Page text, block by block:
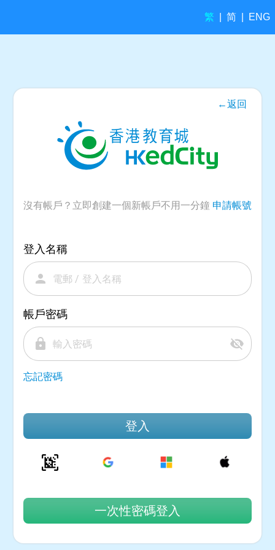
繁 简 ENG
←返回
沒有帳戶？立即創建一個新帳戶不用一分鐘 申請帳號
登入名稱
person
帳戶密碼
lock visibility_off
忘記密碼